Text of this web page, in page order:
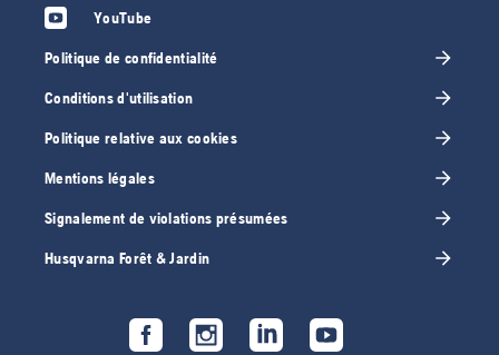
YouTube
Politique de confidentialité
Conditions d'utilisation
Politique relative aux cookies
Mentions légales
Signalement de violations présumées
Husqvarna Forêt & Jardin